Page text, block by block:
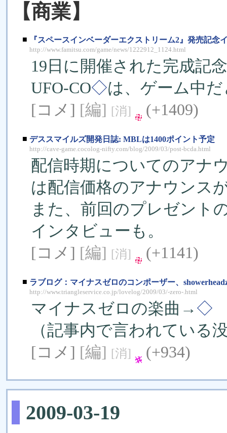
【商業】
■ 『スペースインベーダーエクストリーム2』発売記念
http://www.famitsu.com/game/news/1222912_1124.html
19日に開催された完成記
UFO-CO◇は、ゲーム中
[コメ] [編] [消] (+1409)
■ デススマイルズ開発日誌: MBLは1400ポイント予定
http://cave-game.cocolog-nifty.com/blog/2009/03/post-bcda.html
配信時期についてのアナ
は配信価格のアナウンス
また、前回のプレゼント
インタビューも。
[コメ] [編] [消] (+1141)
■ ラブログ：マイナスゼロのコンポーザー、
http://www.triangleservice.co.jp/lovelog/2009/03/-zero-.html
マイナスゼロの楽曲→ ◇
（記事内で言われてい
[コメ] [編] [消] (+934)
2009-03-19